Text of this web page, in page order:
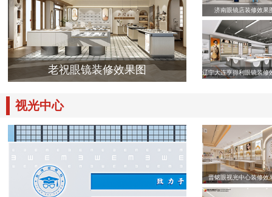
老祝眼镜装修效果图
济南眼镜店装修效果
辽宁大连亨得利眼镜装修
视光中心
晋铭眼视光中心装修效